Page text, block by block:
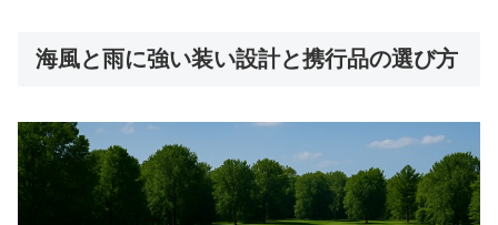
海風と雨に強い装い設計と携行品の選び方